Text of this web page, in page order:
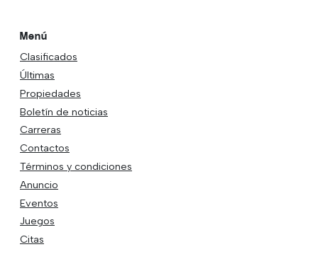
Menú
Clasificados
Últimas
Propiedades
Boletín de noticias
Carreras
Contactos
Términos y condiciones
Anuncio
Eventos
Juegos
Citas